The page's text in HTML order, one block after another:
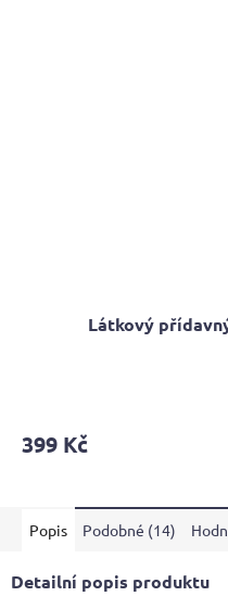
Látkový
399 Kč
Popis Podobné (14)
Detailní popis produktu